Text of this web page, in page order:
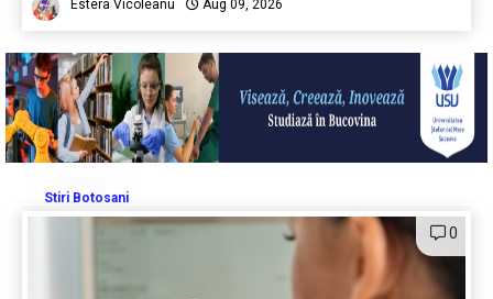
Estera Vicoleanu Aug 09, 2026
Stiri Botosani
0